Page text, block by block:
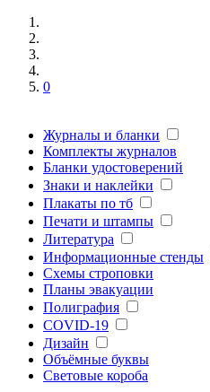
0
Журналы и бланки
Комплекты журналов
Бланки удостоверений
Знаки и наклейки
Плакаты по тб
Печати и штампы
Литература
Информационные стенды
Схемы строповки
Планы эвакуации
Полиграфия
COVID-19
Дизайн
Объёмные буквы
Световые короба